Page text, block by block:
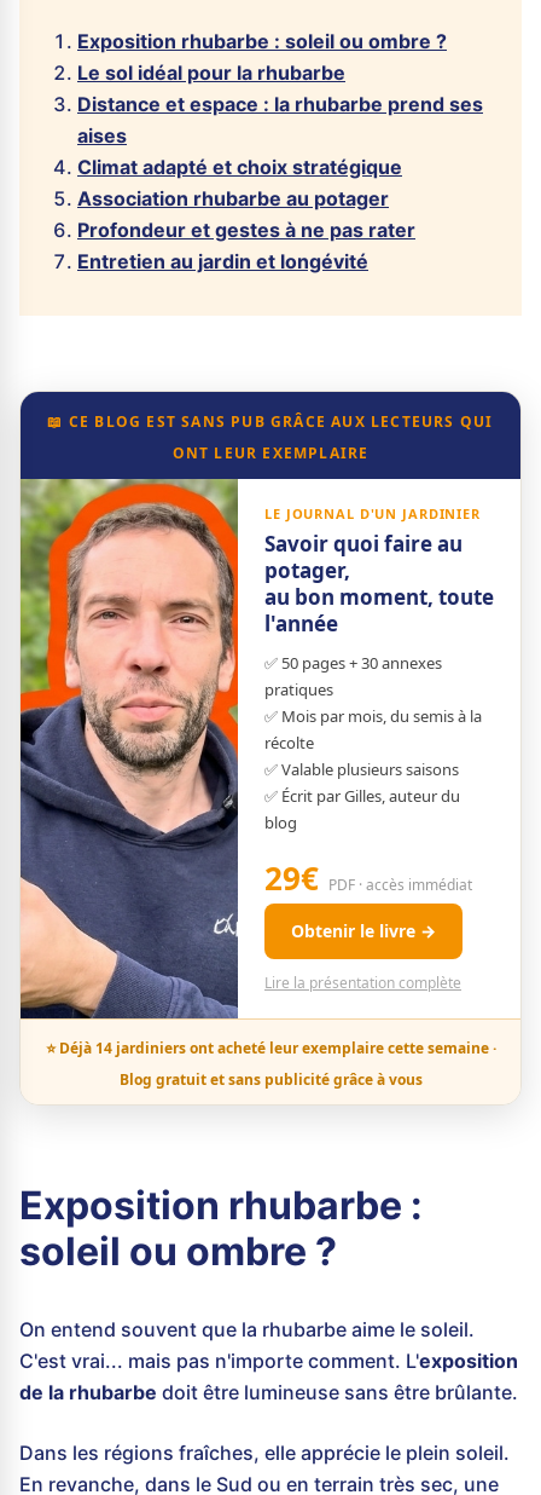
Exposition rhubarbe : soleil ou ombre ?
Le sol idéal pour la rhubarbe
Distance et espace : la rhubarbe prend ses
aises
Climat adapté et choix stratégique
Association rhubarbe au potager
Profondeur et gestes à ne pas rater
Entretien au jardin et longévité
📖 CE BLOG EST SANS PUB GRÂCE AUX LECTEURS QUI
ONT LEUR EXEMPLAIRE
LE JOURNAL D'UN JARDINIER
Savoir quoi faire au
potager,
au bon moment, toute
l'année
✅ 50 pages + 30 annexes
pratiques
✅ Mois par mois, du semis à la
récolte
✅ Valable plusieurs saisons
✅ Écrit par Gilles, auteur du
blog
29€ PDF · accès immédiat
Obtenir le livre →
Lire la présentation complète
⭐ Déjà 14 jardiniers ont acheté leur exemplaire cette semaine ·
Blog gratuit et sans publicité grâce à vous
Exposition rhubarbe :
soleil ou ombre ?
On entend souvent que la rhubarbe aime le soleil.
C'est vrai... mais pas n'importe comment. L'exposition
de la rhubarbe doit être lumineuse sans être brûlante.
Dans les régions fraîches, elle apprécie le plein soleil.
En revanche, dans le Sud ou en terrain très sec, une